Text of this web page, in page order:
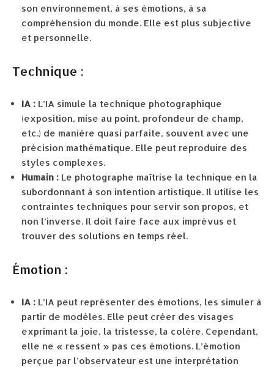
son environnement, à ses émotions, à sa
compréhension du monde. Elle est plus subjective
et personnelle.
Technique :
IA : L’IA simule la technique photographique
(exposition, mise au point, profondeur de champ,
etc.) de manière quasi parfaite, souvent avec une
précision mathématique. Elle peut reproduire des
styles complexes.
Humain : Le photographe maîtrise la technique en la
subordonnant à son intention artistique. Il utilise les
contraintes techniques pour servir son propos, et
non l’inverse. Il doit faire face aux imprévus et
trouver des solutions en temps réel.
Émotion :
IA : L’IA peut représenter des émotions, les simuler à
partir de modèles. Elle peut créer des visages
exprimant la joie, la tristesse, la colère. Cependant,
elle ne « ressent » pas ces émotions. L’émotion
perçue par l’observateur est une interprétation